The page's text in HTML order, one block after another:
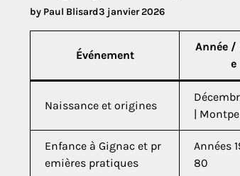
by Paul Blisard3 janvier 2026
Événement
Année /
e
Naissance et origines
|
Enfance à Gignac et pr
emières pratiques
Années
80